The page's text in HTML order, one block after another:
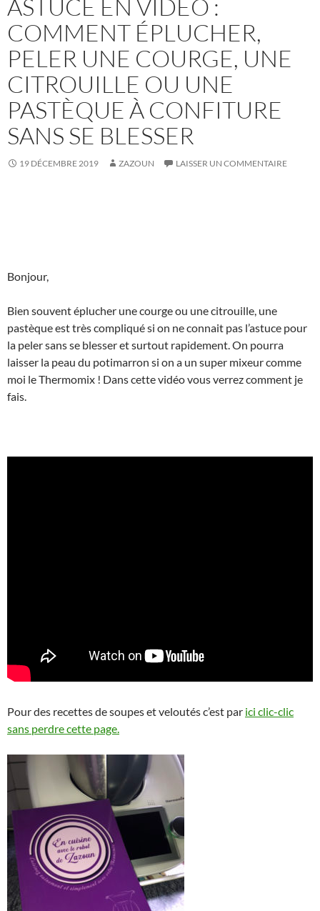
ASTUCE EN VIDÉO :
COMMENT ÉPLUCHER,
PELER UNE COURGE, UNE
CITROUILLE OU UNE
PASTÈQUE À CONFITURE
SANS SE BLESSER
19 DÉCEMBRE 2019 ZAZOUN LAISSER UN COMMENTAIRE
Bonjour,
Bien souvent éplucher une courge ou une citrouille, une
pastèque est très compliqué si on ne connait pas l’astuce pour
la peler sans se blesser et surtout rapidement. On pourra
laisser la peau du potimarron si on a un super mixeur comme
moi le Thermomix ! Dans cette vidéo vous verrez comment je
fais.
Pour des recettes de soupes et veloutés c’est par ici clic-clic
sans perdre cette page.